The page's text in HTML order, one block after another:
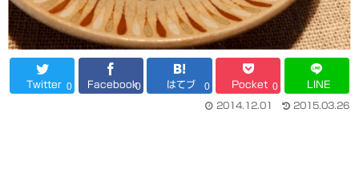
Twitter 0 Facebook0 はてブ 0 Pocket 0 LINE
2015.03.26
2014.12.01